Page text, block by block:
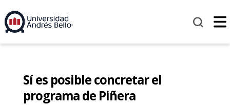
Sí es posible concretar el
programa de Piñera